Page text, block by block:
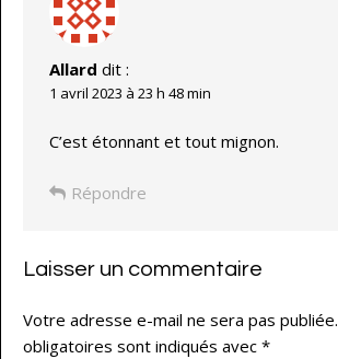
Allard dit :
1 avril 2023 à 23 h 48 min
C’est étonnant et tout mignon.
Répondre
Laisser un commentaire
Votre adresse e-mail ne sera pas publiée.
obligatoires sont indiqués avec *